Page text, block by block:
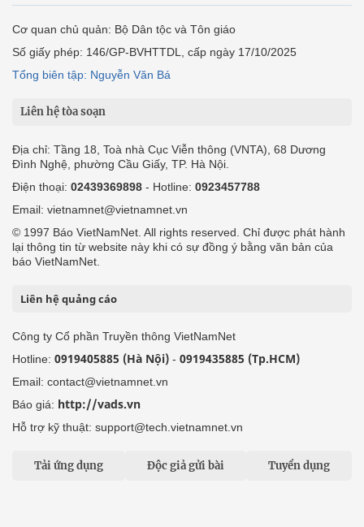
Cơ quan chủ quản: Bộ Dân tộc và Tôn giáo
Số giấy phép: 146/GP-BVHTTDL, cấp ngày 17/10/2025
Tổng biên tập: Nguyễn Văn Bá
Liên hệ tòa soạn
Địa chỉ: Tầng 18, Toà nhà Cục Viễn thông (VNTA), 68 Dương
Đình Nghệ, phường Cầu Giấy, TP. Hà Nội.
Điện thoại: 02439369898 - Hotline: 0923457788
Email: vietnamnet@vietnamnet.vn
© 1997 Báo VietNamNet. All rights reserved. Chỉ được phát hành
lại thông tin từ website này khi có sự đồng ý bằng văn bản của
báo VietNamNet.
Liên hệ quảng cáo
Công ty Cổ phần Truyền thông VietNamNet
Hotline: 0919405885 (Hà Nội) - 0919435885 (Tp.HCM)
Email: contact@vietnamnet.vn
Báo giá: http://vads.vn
Hỗ trợ kỹ thuật: support@tech.vietnamnet.vn
Tải ứng dụng Độc giả gửi bài Tuyển dụng